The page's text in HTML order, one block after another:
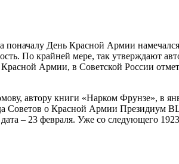
День Красной Армии
По крайней мере, так утверждают
Армии, в Советской России
автору книги «Нарком Фрунзе», в
Советов о Красной Армии
– 23 февраля. Уже со следующего